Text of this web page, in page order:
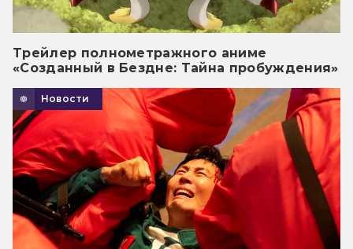
Трейлер полнометражного аниме
«Созданный в Бездне: Тайна пробуждения»
Новости